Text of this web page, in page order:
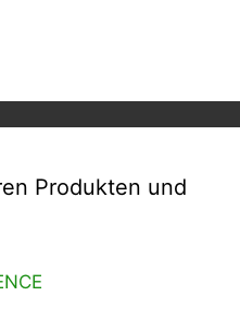
Produkten und